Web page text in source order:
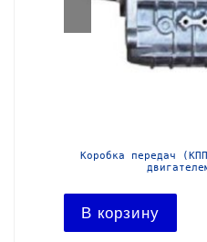
Коробка передач
В корзину